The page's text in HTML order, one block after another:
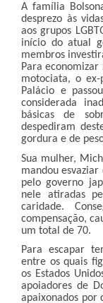
A família
desprezo às
aos grupos
início do atual
membros
Para economizar
motociata, o
Palácio e
considerada
básicas de
despediram
gordura e de
Sua mulher,
mandou
pelo governo
nele atiradas
caridade.
compensação,
um total de 70.
Para escapar
entre os quais
os Estados
apoiadores de
apaixonados por